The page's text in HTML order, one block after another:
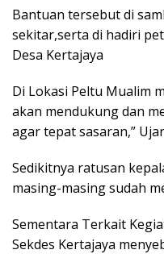
Bantuan tersebut di
sekitar,serta di hadiri
Desa Kertajaya
Di Lokasi Peltu Mualim
akan mendukung dan
agar tepat sasaran,”
Sedikitnya ratusan
masing-masing sudah
Sementara Terkait
Sekdes Kertajaya